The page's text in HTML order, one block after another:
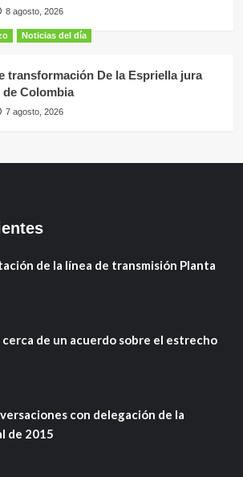
8 agosto, 2026
Noticias del día
transformación De la Espriella jura
Colombia
7 agosto, 2026
de la línea de transmisión Planta
cerca de un acuerdo sobre el estrecho
con delegación de la
de 2015